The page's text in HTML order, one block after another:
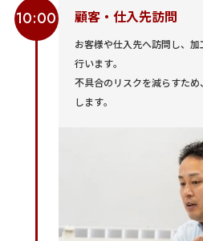
10:00 顧客・仕入先訪問
お客様や仕入先へ訪問し、
行います。
不具合のリスクを減らすた
します。